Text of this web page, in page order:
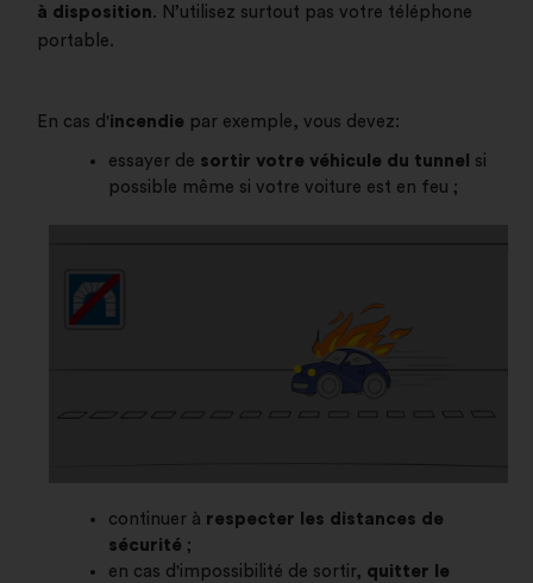
à disposition. N’utilisez surtout pas votre téléphone
portable.
En cas d'incendie par exemple, vous devez:
essayer de sortir votre véhicule du tunnel
si
possible même si votre voiture est en feu ;
continuer à respecter les distances de
sécurité ;
en cas d'impossibilité de sortir, quitter le